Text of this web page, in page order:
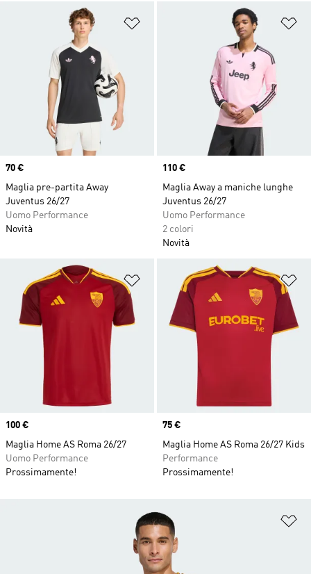
Aggiungi alla lista dei desideri
Price
70 €
Maglia pre-partita Away
Juventus 26/27
Uomo Performance
Novità
Price
110 €
Maglia Away a maniche lunghe
Juventus 26/27
Uomo Performance
2 colori
Novità
Aggiungi alla lista dei desideri
Price
100 €
Maglia Home AS Roma 26/27
Uomo Performance
Prossimamente!
Price
75 €
Maglia Home AS Roma 26/27 Kids
Performance
Prossimamente!